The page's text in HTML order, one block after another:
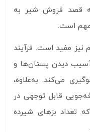
که قصد فروش شیر به
مهم است.
مفید است. فرآیند
دیدن پستان‌ها و
می‌کند. به‌علاوه،
قابل توجهی در
بزهای شیرده